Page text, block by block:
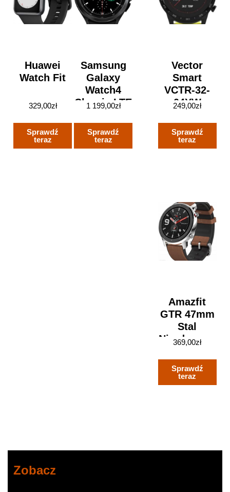
Huawei
Watch Fit
329,00zł
Sprawdź
teraz
Vector
Smart
VCTR-32-
04YW
249,00zł
Sprawdź
teraz
Samsung
Galaxy
Watch4
Classic LTE
46mm
Czarny
1 199,00zł
Sprawdź
teraz
Amazfit
GTR 47mm
Stal
Nierdzewna
Srebrny
369,00zł
Sprawdź
teraz
Zobacz